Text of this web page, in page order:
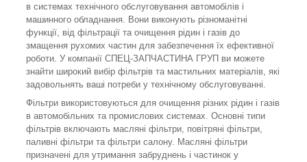
в системах технічного обслуговування автомобілів і
машинного обладнання. Вони виконують різноманітні
функції, від фільтрації та очищення рідин і газів до
змащення рухомих частин для забезпечення їх ефективної
роботи. У компанії СПЕЦ-ЗАПЧАСТИНА ГРУП ви можете
знайти широкий вибір фільтрів та мастильних матеріалів, які
задовольнять ваші потреби у технічному обслуговуванні.
Фільтри використовуються для очищення різних рідин і газів
в автомобільних та промислових системах. Основні типи
фільтрів включають масляні фільтри, повітряні фільтри,
паливні фільтри та фільтри салону. Масляні фільтри
призначені для утримання забруднень і частинок у